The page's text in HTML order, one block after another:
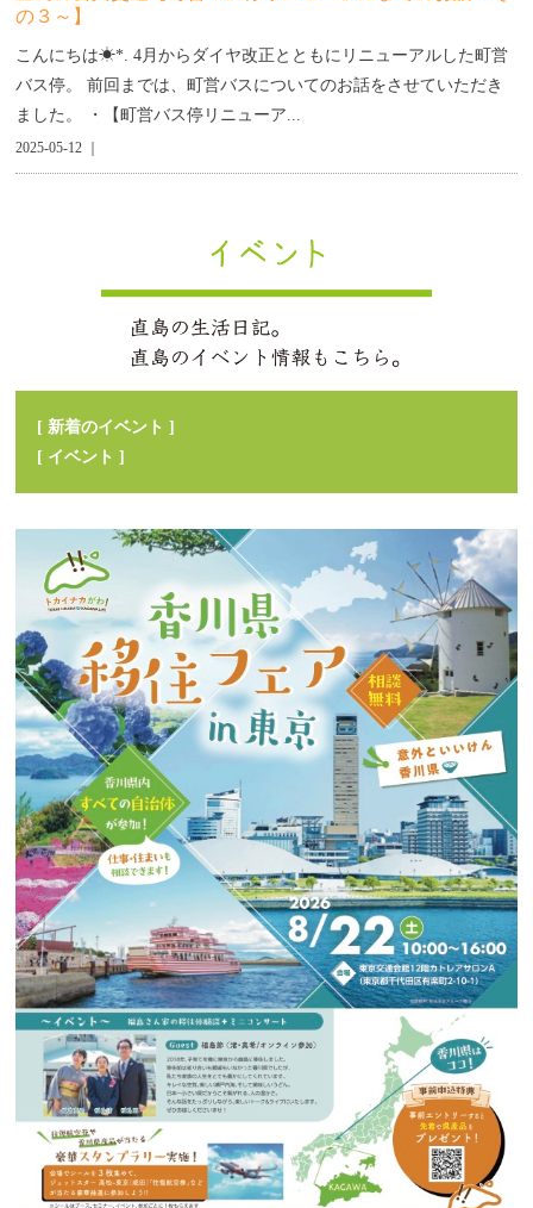
の３～】
こんにちは☀︎*. 4月からダイヤ改正とともにリニューアルした町営
バス停。 前回までは、町営バスについてのお話をさせていただき
ました。 ・【町営バス停リニューア...
2025-05-12 ｜
[ 新着のイベント ]
[ イベント ]